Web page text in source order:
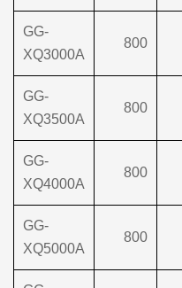
GG-
XQ3000A
800
GG-
XQ3500A
800
GG-
XQ4000A
800
GG-
XQ5000A
800